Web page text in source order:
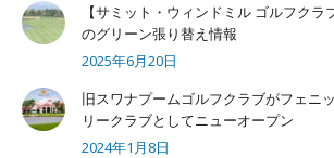
【サミット・ウィンドミル ゴルフクラ
のグリーン張り替え情報
2025年6月20日
旧スワナプームゴルフクラブがフェニ
リークラブとしてニューオープン
2024年1月8日